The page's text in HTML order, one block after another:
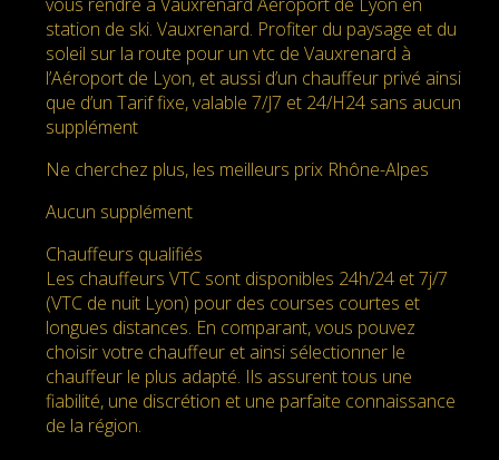
station de ski. Vauxrenard. Profiter du paysage et du
soleil sur la route pour un vtc de Vauxrenard à
l’Aéroport de Lyon, et aussi d’un chauffeur privé ainsi
que d’un Tarif fixe, valable 7/J7 et 24/H24 sans aucun
supplément
Ne cherchez plus, les meilleurs prix Rhône-Alpes
Aucun supplément
Chauffeurs qualifiés
Les chauffeurs VTC sont disponibles 24h/24 et 7j/7
(VTC de nuit Lyon) pour des courses courtes et
longues distances. En comparant, vous pouvez
choisir votre chauffeur et ainsi sélectionner le
chauffeur le plus adapté. Ils assurent tous une
fiabilité, une discrétion et une parfaite connaissance
de la région.